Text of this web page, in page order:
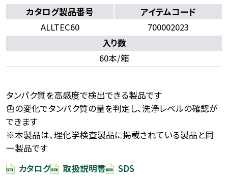
カタログ製品番号
ALLTEC60
アイテムコード
700002023
入り数
60本/箱
タンパク質を高感度で検出できる製品です
色の変化でタンパク質の量を判定し、洗浄レベルの確認が
できます
※本製品は、理化学検査製品に掲載されている製品と同
一製品です
カタログ
取扱説明書 SDS